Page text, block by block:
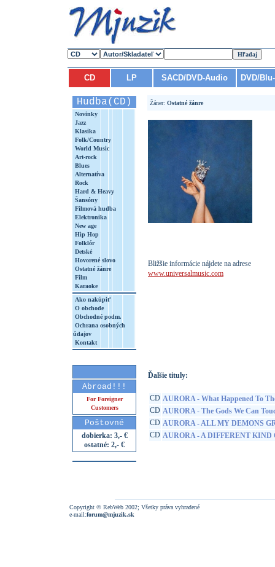
CD LP SACD/DVD-Audio DVD/
Hudba(CD)
Novinky
Jazz
Klasika
Folk/Country
World Music
Art-rock
Blues
Alternatíva
Rock
Hard & Heavy
Šansóny
Filmová hudba
Elektronika
New age
Hip Hop
Folklór
Detské
Hovorené slovo
Ostatné žánre
Film
Karaoke
Ako nakúpiť
O obchode
Obchodné podm.
Ochrana osobných
údajov
Kontakt
Abroad!!!
For Foreigner
Customers
Poštovné
dobierka: 3,- €
ostatné: 2,- €
Žáner: Ostatné žánre
Bližšie informácie nájdete na adrese
www.universalmusic.com
Ďalšie tituly:
CD AURORA - What Happened To
CD AURORA - The Gods We Can
CD AURORA - ALL MY DEMONS
CD AURORA - A DIFFERENT KIND
Copyright © RebWeb 2002; Všetky práva vyhradené
e-mail:forum@mjuzik.sk